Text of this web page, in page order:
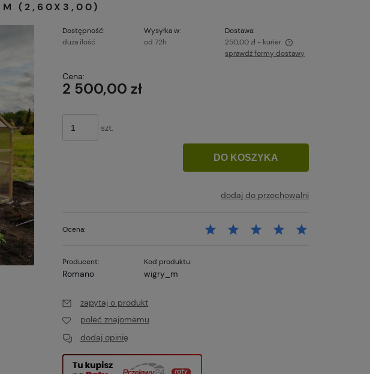
M (2,60X3,00)
Dostępność:
duża ilość
Wysyłka w:
od 72h
Dostawa:
250,00 zł - kurier
sprawdź formy dostawy
Cena:
2 500,00 zł
szt.
DO KOSZYKA
dodaj do przechowalni
Ocena:
Producent:
Romano
Kod produktu:
wigry_m
zapytaj o produkt
poleć znajomemu
dodaj opinię